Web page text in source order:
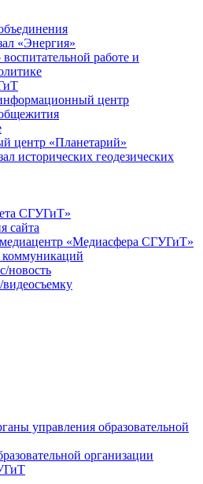
«Энергия»
работе и
центр
центр «Планетарий»
исторических геодезических
СГУГиТ»
сайта
«Медиасфера СГУГиТ»
новость
видеосъемку
управления образовательной
организации